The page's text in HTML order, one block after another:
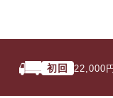
初回 22,000円(